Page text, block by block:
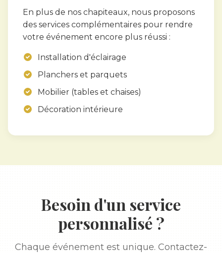
En plus de nos chapiteaux, nous proposons
des services complémentaires pour rendre
votre événement encore plus réussi :
Installation d'éclairage
Planchers et parquets
Mobilier (tables et chaises)
Décoration intérieure
Besoin d'un service
personnalisé ?
Chaque événement est unique. Contactez-